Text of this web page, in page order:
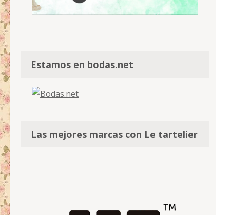
Estamos en bodas.net
Las mejores marcas con Le tartelier